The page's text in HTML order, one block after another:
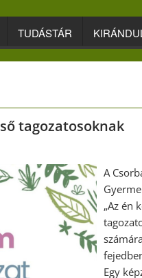
TUDÁSTÁR
tagozatosoknak
A
„Az én
Egy